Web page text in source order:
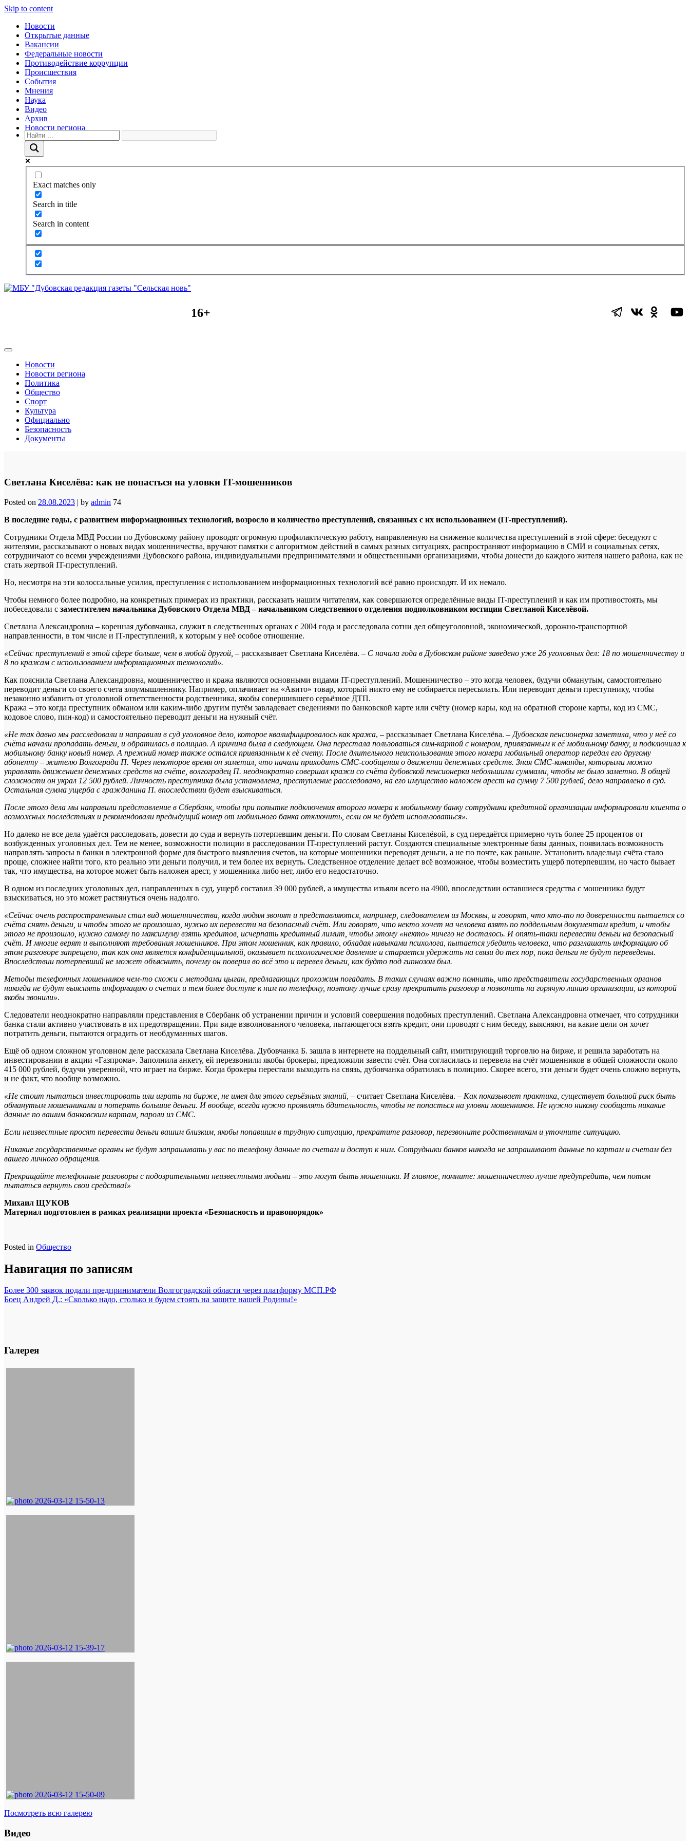
Skip to content
Новости
Открытые данные
Вакансии
Федеральные новости
Противодействие коррупции
Происшествия
События
Мнения
Наука
Видео
Архив
Новости региона
Exact matches only
Search in title
Search in content
16+
Новости
Новости региона
Политика
Общество
Спорт
Культура
Официально
Безопасность
Документы
Светлана Киселёва: как не попасться на уловки IT-мошенников
Posted on 28.08.2023 | by admin 74
В последние годы, с развитием информационных технологий, возросло и количество преступлений, связанных с их использованием (IT-преступлений).
Сотрудники Отдела МВД России по Дубовскому району проводят огромную профилактическую работу, направленную на снижение количества преступлений в этой сфере: беседуют с
жителями, рассказывают о новых видах мошенничества, вручают памятки с алгоритмом действий в самых разных ситуациях, распространяют информацию в СМИ и социальных сетях,
сотрудничают со всеми учреждениями Дубовского района, индивидуальными предпринимателями и общественными организациями, чтобы донести до каждого жителя нашего района, как не
стать жертвой IT-преступлений.
Но, несмотря на эти колоссальные усилия, преступления с использованием информационных технологий всё равно происходят. И их немало.
Чтобы немного более подробно, на конкретных примерах из практики, рассказать нашим читателям, как совершаются определённые виды IT-преступлений и как им противостоять, мы
побеседовали с заместителем начальника Дубовского Отдела МВД – начальником следственного отделения подполковником юстиции Светланой Киселёвой.
Светлана Александровна – коренная дубовчанка, служит в следственных органах с 2004 года и расследовала сотни дел общеуголовной, экономической, дорожно-транспортной
направленности, в том числе и IT-преступлений, к которым у неё особое отношение.
«Сейчас преступлений в этой сфере больше, чем в любой другой, – рассказывает Светлана Киселёва. – С начала года в Дубовском районе заведено уже 26 уголовных дел: 18 по мошенничеству и
8 по кражам с использованием информационных технологий».
Как пояснила Светлана Александровна, мошенничество и кража являются основными видами IT-преступлений. Мошенничество – это когда человек, будучи обманутым, самостоятельно
переводит деньги со своего счета злоумышленнику. Например, оплачивает на «Авито» товар, который никто ему не собирается пересылать. Или переводит деньги преступнику, чтобы
незаконно избавить от уголовной ответственности родственника, якобы совершившего серьёзное ДТП.
Кража – это когда преступник обманом или каким-либо другим путём завладевает сведениями по банковской карте или счёту (номер кары, код на обратной стороне карты, код из СМС,
кодовое слово, пин-код) и самостоятельно переводит деньги на нужный счёт.
«Не так давно мы расследовали и направили в суд уголовное дело, которое квалифицировалось как кража, – рассказывает Светлана Киселёва. – Дубовская пенсионерка заметила, что у неё со
счёта начали пропадать деньги, и обратилась в полицию. А причина была в следующем. Она перестала пользоваться сим-картой с номером, привязанным к её мобильному банку, и подключила к
мобильному банку новый номер. А прежний номер также остался привязанным к её счету. После длительного неиспользования этого номера мобильный оператор передал его другому
абоненту – жителю Волгограда П. Через некоторое время он заметил, что начали приходить СМС-сообщения о движении денежных средств. Зная СМС-команды, которыми можно
управлять движением денежных средств на счёте, волгоградец П. неоднократно совершал кражи со счёта дубовской пенсионерки небольшими суммами, чтобы не было заметно. В общей
сложности он украл 12 500 рублей. Личность преступника была установлена, преступление расследовано, на его имущество наложен арест на сумму 7 500 рублей, дело направлено в суд.
Остальная сумма ущерба с гражданина П. впоследствии будет взыскиваться.
После этого дела мы направили представление в Сбербанк, чтобы при попытке подключения второго номера к мобильному банку сотрудники кредитной организации информировали клиента о
возможных последствиях и рекомендовали предыдущий номер от мобильного банка отключить, если он не будет использоваться».
Но далеко не все дела удаётся расследовать, довести до суда и вернуть потерпевшим деньги. По словам Светланы Киселёвой, в суд передаётся примерно чуть более 25 процентов от
возбужденных уголовных дел. Тем не менее, возможности полиции в расследовании IT-преступлений растут. Создаются специальные электронные базы данных, появилась возможность
направлять запросы в банки в электронной форме для быстрого выявления счетов, на которые мошенники переводят деньги, а не по почте, как раньше. Установить владельца счёта стало
проще, сложнее найти того, кто реально эти деньги получил, и тем более их вернуть. Следственное отделение делает всё возможное, чтобы возместить ущерб потерпевшим, но часто бывает
так, что имущества, на которое может быть наложен арест, у мошенника либо нет, либо его недостаточно.
В одном из последних уголовных дел, направленных в суд, ущерб составил 39 000 рублей, а имущества изъяли всего на 4900, впоследствии оставшиеся средства с мошенника будут
взыскиваться, но это может растянуться очень надолго.
«Сейчас очень распространенным стал вид мошенничества, когда людям звонят и представляются, например, следователем из Москвы, и говорят, что кто-то по доверенности пытается со
счёта снять деньги, и чтобы этого не произошло, нужно их перевести на безопасный счёт. Или говорят, что некто хочет на человека взять по поддельным документам кредит, и чтобы
этого не произошло, нужно самому по максимуму взять кредитов, исчерпать кредитный лимит, чтобы этому «некто» ничего не досталось. И опять-таки перевести деньги на безопасный
счёт. И многие верят и выполняют требования мошенников. При этом мошенник, как правило, обладая навыками психолога, пытается убедить человека, что разглашать информацию об
этом разговоре запрещено, так как она является конфиденциальной, оказывает психологическое давление и старается удержать на связи до тех пор, пока деньги не будут переведены.
Впоследствии потерпевший не может объяснить, почему он поверил во всё это и перевел деньги, как будто под гипнозом был.
Методы телефонных мошенников чем-то схожи с методами цыган, предлагающих прохожим погадать. В таких случаях важно помнить, что представители государственных органов
никогда не будут выяснять информацию о счетах и тем более доступе к ним по телефону, поэтому лучше сразу прекратить разговор и позвонить на горячую линию организации, из которой
якобы звонили».
Следователи неоднократно направляли представления в Сбербанк об устранении причин и условий совершения подобных преступлений. Светлана Александровна отмечает, что сотрудники
банка стали активно участвовать в их предотвращении. При виде взволнованного человека, пытающегося взять кредит, они проводят с ним беседу, выясняют, на какие цели он хочет
потратить деньги, пытаются оградить от необдуманных шагов.
Ещё об одном сложном уголовном деле рассказала Светлана Киселёва. Дубовчанка Б. зашла в интернете на поддельный сайт, имитирующий торговлю на бирже, и решила заработать на
инвестировании в акции «Газпрома». Заполнила анкету, ей перезвонили якобы брокеры, предложили завести счёт. Она согласилась и перевела на счёт мошенников в общей сложности около
415 000 рублей, будучи уверенной, что играет на бирже. Когда брокеры перестали выходить на связь, дубовчанка обратилась в полицию. Скорее всего, эти деньги будет очень сложно вернуть,
и не факт, что вообще возможно.
«Не стоит пытаться инвестировать или играть на бирже, не имея для этого серьёзных знаний, – считает Светлана Киселёва. – Как показывает практика, существует большой риск быть
обманутым мошенниками и потерять большие деньги. И вообще, всегда нужно проявлять бдительность, чтобы не попасться на уловки мошенников. Не нужно никому сообщать никакие
данные по вашим банковским картам, пароли из СМС.
Если неизвестные просят перевести деньги вашим близким, якобы попавшим в трудную ситуацию, прекратите разговор, перезвоните родственникам и уточните ситуацию.
Никакие государственные органы не будут запрашивать у вас по телефону данные по счетам и доступ к ним. Сотрудники банков никогда не запрашивают данные по картам и счетам без
вашего личного обращения.
Прекращайте телефонные разговоры с подозрительными неизвестными людьми – это могут быть мошенники. И главное, помните: мошенничество лучше предупредить, чем потом
пытаться вернуть свои средства!»
Михаил ЩУКОВ
Материал подготовлен в рамках реализации проекта «Безопасность и правопорядок»
Posted in Общество
Навигация по записям
Более 300 заявок подали предприниматели Волгоградской области через платформу МСП.РФ
Боец Андрей Д.: «Сколько надо, столько и будем стоять на защите нашей Родины!»
Галерея
Посмотреть всю галерею
Видео